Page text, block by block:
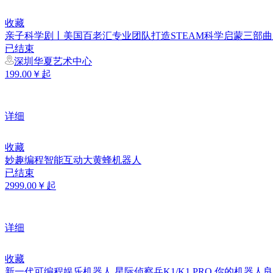
收藏
亲子科学剧丨美国百老汇专业团队打造STEAM科学启蒙三部曲
已结束
深圳华夏艺术中心
199.00￥起
详细
收藏
妙趣编程智能互动大黄蜂机器人
已结束
2999.00￥起
详细
收藏